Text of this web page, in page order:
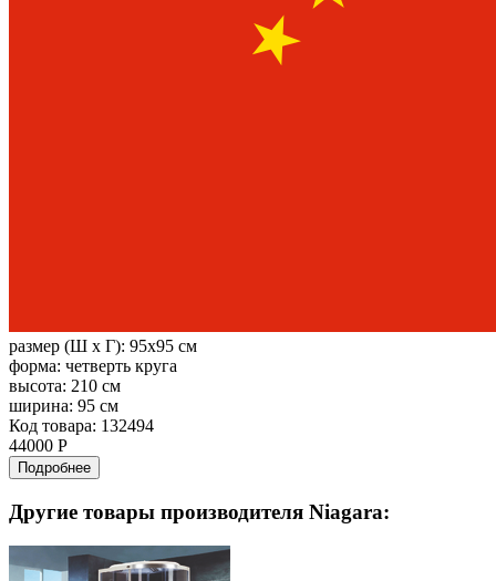
размер (Ш х Г): 95x95 см
форма: четверть круга
высота: 210 см
ширина: 95 см
Код товара: 132494
44000 Р
Подробнее
Другие товары производителя Niagara: